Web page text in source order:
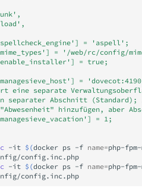
= 'aspell';
= '/web/rc/config/
= true;
=
eine separate
Abschnitt (Standard);
hinzufügen, aber
= 1;
-it $(docker ps -f name=php-
config.inc.php
-it $(docker ps -f name=php-